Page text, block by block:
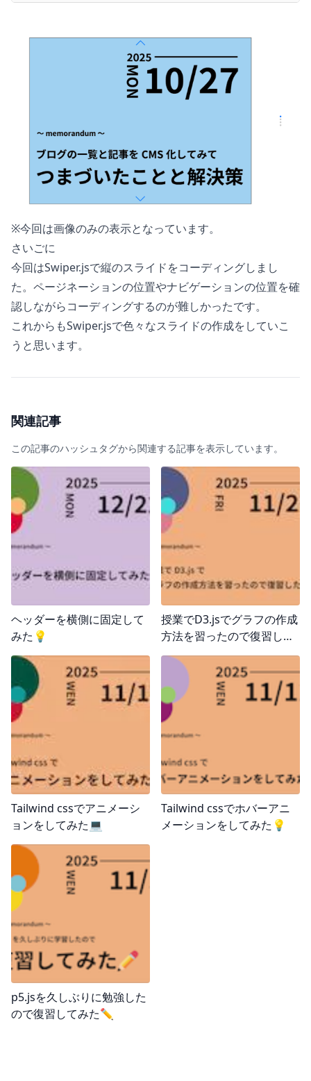
※今回は画像のみの表示となっています。
さいごに
今回はSwiper.jsで縦のスライドをコーディングしまし
た。ページネーションの位置やナビゲーションの位置を確
認しながらコーディングするのが難しかったです。
これからもSwiper.jsで色々なスライドの作成をしていこ
うと思います。
関連記事
この記事のハッシュタグから関連する記事を表示しています。
ヘッダーを横側に固定して
みた💡
授業でD3.jsでグラフの作成
方法を習ったので復習した
📊
Tailwind cssでアニメーシ
ョンをしてみた💻
Tailwind cssでホバーアニ
メーションをしてみた💡
p5.jsを久しぶりに勉強した
ので復習してみた✏️